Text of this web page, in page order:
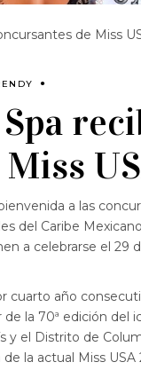
de Miss
a las
del Caribe
a celebrarse el 29
cuarto año
la 70ª edición del
y el Distrito de
la actual Miss